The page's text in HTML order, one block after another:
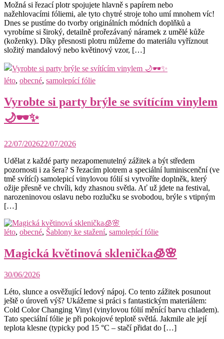
Možná si řezací plotr spojujete hlavně s papírem nebo
nažehlovacími fóliemi, ale tyto chytré stroje toho umí mnohem víc!
Dnes se pustíme do tvorby originálních módních doplňků a
vyrobíme si široký, detailně prořezávaný náramek z umělé kůže
(koženky). Díky přesnosti plotru můžeme do materiálu vyříznout
složitý mandalový nebo květinový vzor, […]
léto, obecné, samolepící fólie
Vyrobte si party brýle se svítícím vinylem
🌙🕶️✨
22/07/202622/07/2026
Udělat z každé party nezapomenutelný zážitek a být středem
pozornosti i za šera? S řezacím plotrem a speciální luminiscenční (ve
tmě svítící) samolepicí vinylovou fólií si vytvoříte doplněk, který
ožije přesně ve chvíli, kdy zhasnou světla. Ať už jdete na festival,
narozeninovou oslavu nebo rozlučku se svobodou, brýle s vtipným
[…]
léto, obecné, Šablony ke stažení, samolepící fólie
Magická květinová sklenička🧊🌸
30/06/2026
Léto, slunce a osvěžující ledový nápoj. Co tento zážitek posunout
ještě o úroveň výš? Ukážeme si práci s fantastickým materiálem:
Cold Color Changing Vinyl (vinylovou fólií měnící barvu chladem).
Tato speciální fólie je při pokojové teplotě světlá. Jakmile ale její
teplota klesne (typicky pod 15 °C – stačí přidat do […]